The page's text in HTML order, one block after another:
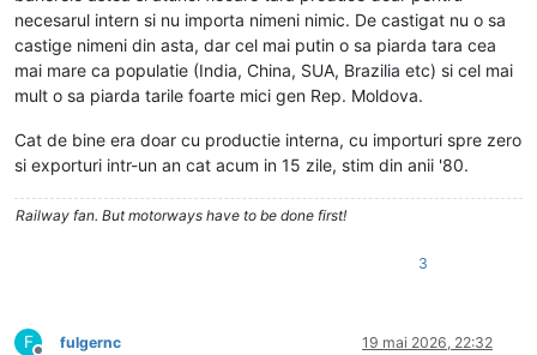
necesarul intern si nu importa nimeni nimic. De castigat nu o sa
castige nimeni din asta, dar cel mai putin o sa piarda tara cea
mai mare ca populatie (India, China, SUA, Brazilia etc) si cel mai
mult o sa piarda tarile foarte mici gen Rep. Moldova.
Cat de bine era doar cu productie interna, cu importuri spre zero
si exporturi intr-un an cat acum in 15 zile, stim din anii '80.
Railway fan. But motorways have to be done first!
3
F fulgernc 19 mai 2026, 22:32